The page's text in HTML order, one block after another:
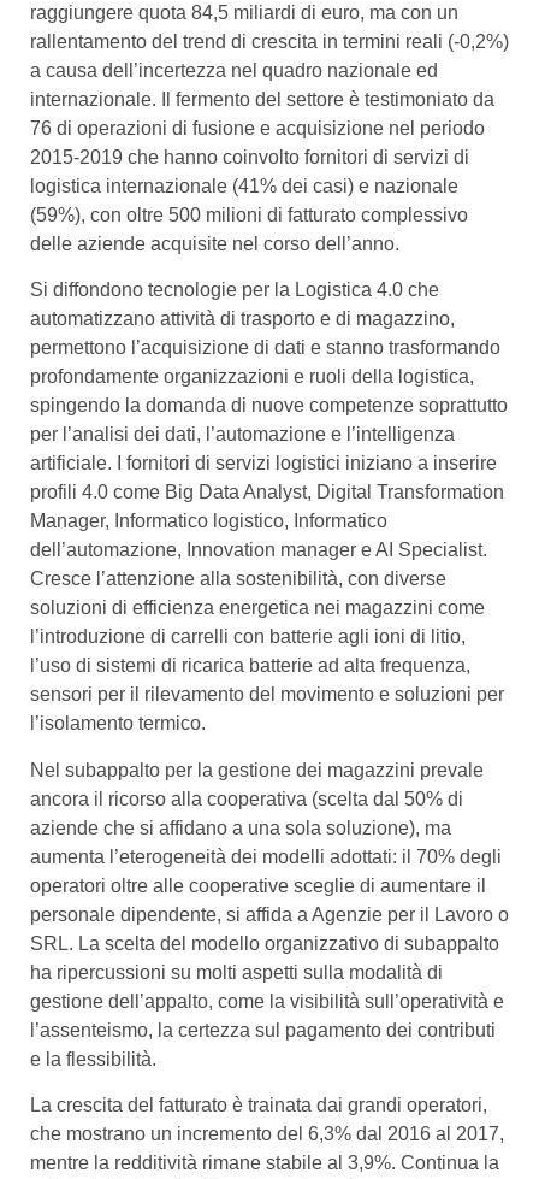
raggiungere quota 84,5 miliardi di euro, ma con un
rallentamento del trend di crescita in termini reali (-0,2%)
a causa dell’incertezza nel quadro nazionale ed
internazionale. Il fermento del settore è testimoniato da
76 di operazioni di fusione e acquisizione nel periodo
2015-2019 che hanno coinvolto fornitori di servizi di
logistica internazionale (41% dei casi) e nazionale
(59%), con oltre 500 milioni di fatturato complessivo
delle aziende acquisite nel corso dell’anno.
Si diffondono tecnologie per la Logistica 4.0 che
automatizzano attività di trasporto e di magazzino,
permettono l’acquisizione di dati e stanno trasformando
profondamente organizzazioni e ruoli della logistica,
spingendo la domanda di nuove competenze soprattutto
per l’analisi dei dati, l’automazione e l’intelligenza
artificiale. I fornitori di servizi logistici iniziano a inserire
profili 4.0 come Big Data Analyst, Digital Transformation
Manager, Informatico logistico, Informatico
dell’automazione, Innovation manager e AI Specialist.
Cresce l’attenzione alla sostenibilità, con diverse
soluzioni di efficienza energetica nei magazzini come
l’introduzione di carrelli con batterie agli ioni di litio,
l’uso di sistemi di ricarica batterie ad alta frequenza,
sensori per il rilevamento del movimento e soluzioni per
l’isolamento termico.
Nel subappalto per la gestione dei magazzini prevale
ancora il ricorso alla cooperativa (scelta dal 50% di
aziende che si affidano a una sola soluzione), ma
aumenta l’eterogeneità dei modelli adottati: il 70% degli
operatori oltre alle cooperative sceglie di aumentare il
personale dipendente, si affida a Agenzie per il Lavoro o
SRL. La scelta del modello organizzativo di subappalto
ha ripercussioni su molti aspetti sulla modalità di
gestione dell’appalto, come la visibilità sull’operatività e
l’assenteismo, la certezza sul pagamento dei contributi
e la flessibilità.
La crescita del fatturato è trainata dai grandi operatori,
che mostrano un incremento del 6,3% dal 2016 al 2017,
mentre la redditività rimane stabile al 3,9%. Continua la